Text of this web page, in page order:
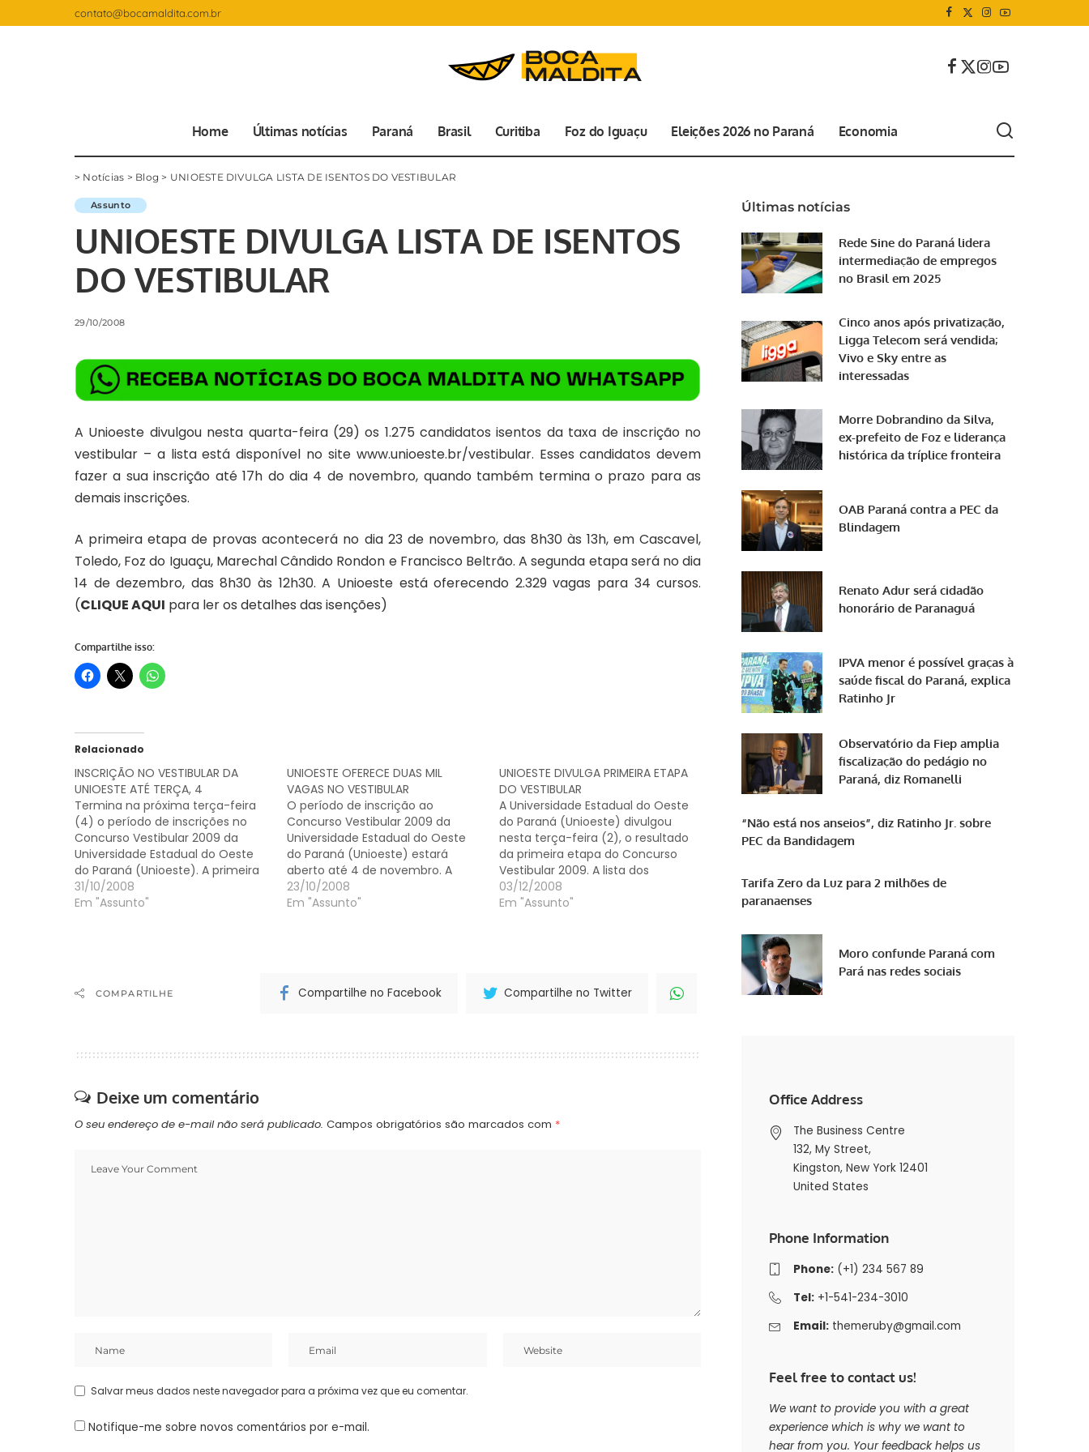
contato@bocamaldita.com.br
Home Últimas notícias Paraná Brasil Curitiba Foz do Iguaçu Eleições 2026 no Paraná Economia
> Notícias > Blog > UNIOESTE DIVULGA LISTA DE ISENTOS DO VESTIBULAR
Assunto
UNIOESTE DIVULGA LISTA DE ISENTOS
DO VESTIBULAR
29/10/2008
A Unioeste divulgou nesta quarta-feira (29) os 1.275 candidatos isentos da taxa de inscrição no
vestibular – a lista está disponível no site www.unioeste.br/vestibular. Esses candidatos devem
fazer a sua inscrição até 17h do dia 4 de novembro, quando também termina o prazo para as
demais inscrições.
A primeira etapa de provas acontecerá no dia 23 de novembro, das 8h30 às 13h, em Cascavel,
Toledo, Foz do Iguaçu, Marechal Cândido Rondon e Francisco Beltrão. A segunda etapa será no dia
14 de dezembro, das 8h30 às 12h30. A Unioeste está oferecendo 2.329 vagas para 34 cursos.
(CLIQUE AQUI para ler os detalhes das isenções)
Compartilhe isso:
Relacionado
INSCRIÇÃO NO VESTIBULAR DA
UNIOESTE ATÉ TERÇA, 4
Termina na próxima terça-feira
(4) o período de inscrições no
Concurso Vestibular 2009 da
Universidade Estadual do Oeste
do Paraná (Unioeste). A primeira
etapa de provas acontece no dia
23/11/08, das 8h30 às 13 horas, nos
31/10/2008
Em "Assunto"
UNIOESTE OFERECE DUAS MIL
VAGAS NO VESTIBULAR
O período de inscrição ao
Concurso Vestibular 2009 da
Universidade Estadual do Oeste
do Paraná (Unioeste) estará
aberto até 4 de novembro. A
primeira etapa acontecerá no dia
23 de novembro, das 8h30 às 13
23/10/2008
Em "Assunto"
UNIOESTE DIVULGA PRIMEIRA ETAPA
DO VESTIBULAR
A Universidade Estadual do Oeste
do Paraná (Unioeste) divulgou
nesta terça-feira (2), o resultado
da primeira etapa do Concurso
Vestibular 2009. A lista dos
aprovados, bem como o
ensalamento da segunda etapa,
03/12/2008
Em "Assunto"
COMPARTILHE Compartilhe no Facebook Compartilhe no Twitter
Deixe um comentário
O seu endereço de e-mail não será publicado. Campos obrigatórios são marcados com *
Salvar meus dados neste navegador para a próxima vez que eu comentar.
Notifique-me sobre novos comentários por e-mail.
Últimas notícias
Rede Sine do Paraná lidera
intermediação de empregos
no Brasil em 2025
Cinco anos após privatização,
Ligga Telecom será vendida;
Vivo e Sky entre as
interessadas
Morre Dobrandino da Silva,
ex-prefeito de Foz e liderança
histórica da tríplice fronteira
OAB Paraná contra a PEC da
Blindagem
Renato Adur será cidadão
honorário de Paranaguá
IPVA menor é possível graças à
saúde fiscal do Paraná, explica
Ratinho Jr
Observatório da Fiep amplia
fiscalização do pedágio no
Paraná, diz Romanelli
“Não está nos anseios”, diz Ratinho Jr. sobre
PEC da Bandidagem
Tarifa Zero da Luz para 2 milhões de
paranaenses
Moro confunde Paraná com
Pará nas redes sociais
Office Address
The Business Centre
132, My Street,
Kingston, New York 12401
United States
Phone Information
Phone:(+1) 234 567 89
Tel:+1-541-234-3010
Email: themeruby@gmail.com
Feel free to contact us!
We want to provide you with a great
experience which is why we want to
hear from you. Your feedback helps us